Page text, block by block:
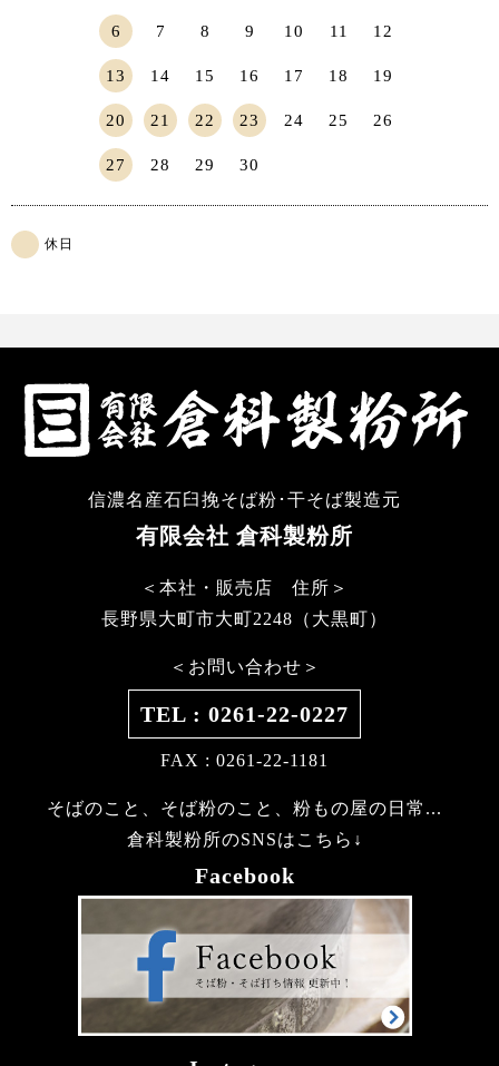
6 7 8 9 10 11 12
13 14 15 16 17 18 19
20 21 22 23 24 25 26
27 28 29 30
休日
信濃名産石臼挽そば粉･干そば製造元
有限会社 倉科製粉所
＜本社・販売店 住所＞
長野県大町市大町2248（大黒町）
＜お問い合わせ＞
TEL : 0261-22-0227
FAX : 0261-22-1181
そばのこと、そば粉のこと、粉もの屋の日常...
倉科製粉所のSNSはこちら↓
Facebook